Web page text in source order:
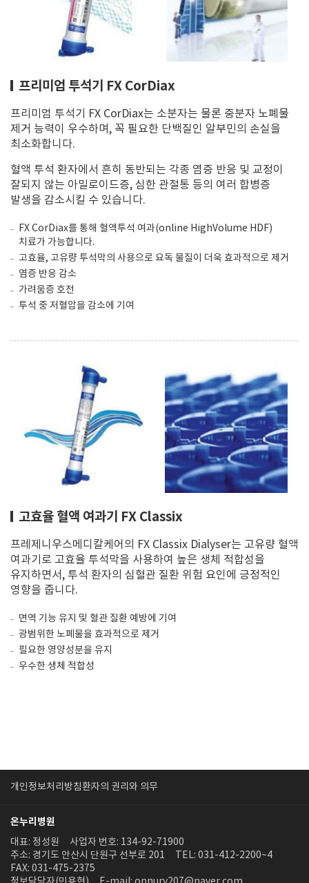
프리미엄 투석기 FX CorDiax
프리미엄 투석기 FX CorDiax는 소분자는 물론 중분자 노폐물
제거 능력이 우수하며, 꼭 필요한 단백질인 알부민의 손실을
최소화합니다.
혈액 투석 환자에서 흔히 동반되는 각종 염증 반응 및 교정이
잘되지 않는 아밀로이드증, 심한 관절통 등의 여러 합병증
발생을 감소시킬 수 있습니다.
FX CorDiax를 통해 혈액투석 여과(online HighVolume HDF)
치료가 가능합니다.
고효율, 고유량 투석막의 사용으로 요독 물질이 더욱 효과적으로 제거
염증 반응 감소
가려움증 호전
투석 중 저혈압을 감소에 기여
고효율 혈액 여과기 FX Classix
프레제니우스메디칼케어의 FX Classix Dialyser는 고유량 혈액
여과기로 고효율 투석막을 사용하여 높은 생체 적합성을
유지하면서, 투석 환자의 심혈관 질환 위험 요인에 긍정적인
영향을 줍니다.
면역 기능 유지 및 혈관 질환 예방에 기여
광범위한 노폐물을 효과적으로 제거
필요한 영양성분을 유지
우수한 생체 적합성
개인정보처리방침환자의 권리와 의무
온누리병원
대표: 정성원
사업자 번호: 134-92-71900
주소: 경기도 안산시 단원구 선부로 201
TEL: 031-412-2200~4
FAX: 031-475-2375